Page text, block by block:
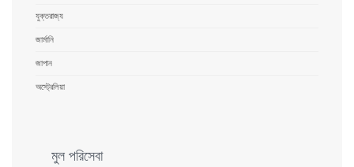
যুক্তরাজ্য
জার্মানি
জাপান
অস্ট্রেলিয়া
মুল পরিসেবা